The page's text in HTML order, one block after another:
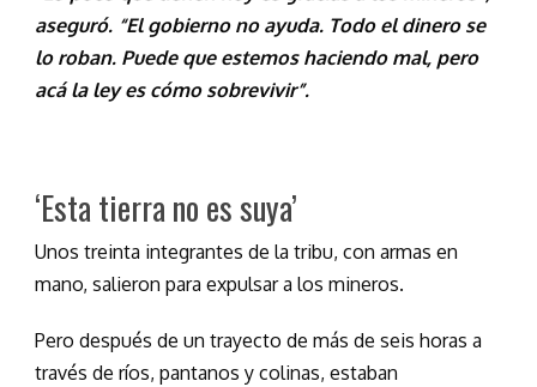
aseguró. “El gobierno no ayuda. Todo el dinero se
lo roban. Puede que estemos haciendo mal, pero
acá la ley es cómo sobrevivir”.
‘Esta tierra no es suya’
Unos treinta integrantes de la tribu, con armas en
mano, salieron para expulsar a los mineros.
Pero después de un trayecto de más de seis horas a
través de ríos, pantanos y colinas, estaban